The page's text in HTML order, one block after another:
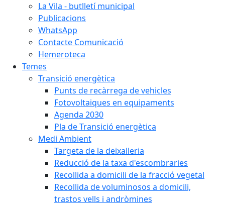
La Vila - butlletí municipal
Publicacions
WhatsApp
Contacte Comunicació
Hemeroteca
Temes
Transició energètica
Punts de recàrrega de vehicles
Fotovoltaiques en equipaments
Agenda 2030
Pla de Transició energètica
Medi Ambient
Targeta de la deixalleria
Reducció de la taxa d'escombraries
Recollida a domicili de la fracció vegetal
Recollida de voluminosos a domicili,
trastos vells i andròmines